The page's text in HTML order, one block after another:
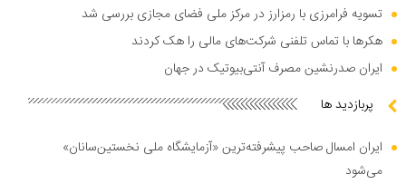
تسویه فرامرزی با رمزارز در مرکز ملی فضای مجازی بررسی شد
هکر‌ها با تماس تلفنی شرکت‌های مالی را هک کردند
ایران صدرنشین مصرف آنتی‌بیوتیک در جهان
پربازدید ها
ایران امسال صاحب پیشرفته‌ترین «آزمایشگاه ملی نخستین‌سانان»
می‌شود